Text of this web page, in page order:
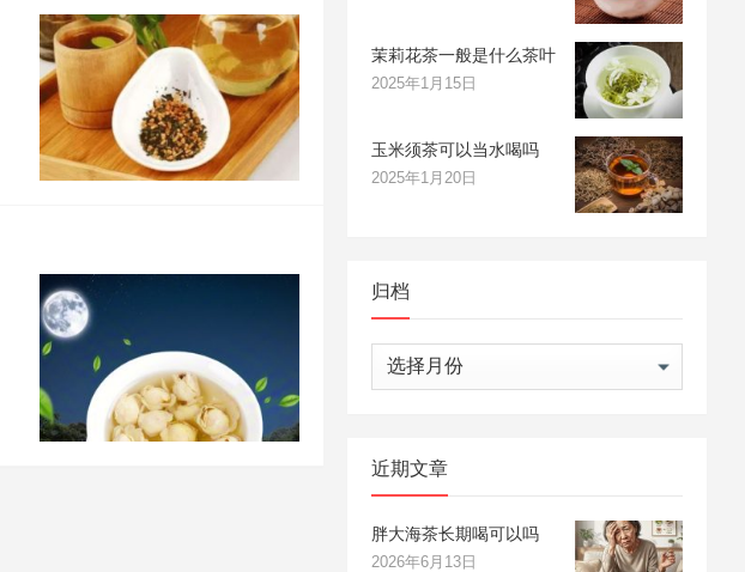
茉莉花茶一般是什么茶叶
2025年1月15日
玉米须茶可以当水喝吗
2025年1月20日
归档
归
档
近期文章
胖大海茶长期喝可以吗
2026年6月13日